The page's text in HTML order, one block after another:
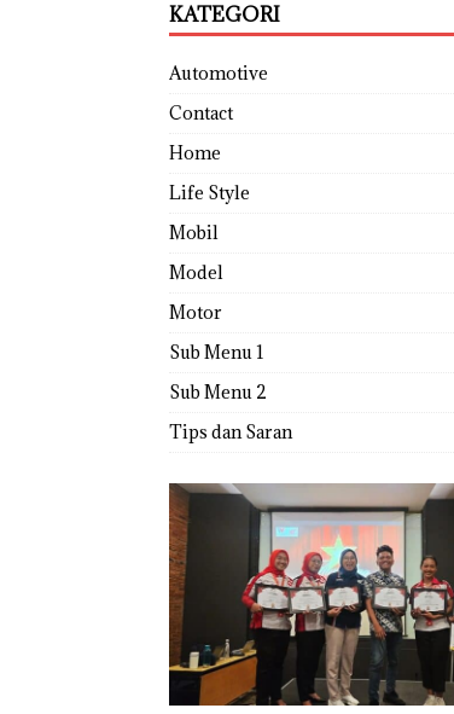
KATEGORI
Automotive
Contact
Home
Life Style
Mobil
Model
Motor
Sub Menu 1
Sub Menu 2
Tips dan Saran